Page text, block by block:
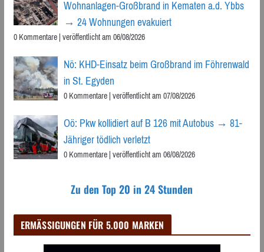
Wohnanlagen-Großbrand in Kematen a.d. Ybbs
→ 24 Wohnungen evakuiert
0 Kommentare|veröffentlicht am 06/08/2026
Nö: KHD-Einsatz beim Großbrand im Föhrenwald
in St. Egyden
0 Kommentare|veröffentlicht am 07/08/2026
Oö: Pkw kollidiert auf B 126 mit Autobus → 81-
Jähriger tödlich verletzt
0 Kommentare|veröffentlicht am 06/08/2026
Zu den Top 20 in 24 Stunden
ERMÄSSIGUNGEN FÜR 5.000 MARKEN